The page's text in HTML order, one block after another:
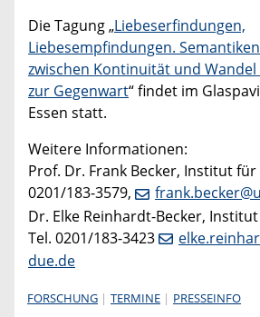
Die Tagung „Liebeserfindungen,
Liebesempfindungen.
zwischen Kontinuität und Wandel
zur Gegenwart“ findet im
Essen statt.
Weitere Informationen:
Prof. Dr. Frank Becker, Institut für
0201/183-3579,
Dr. Elke Reinhardt-Becker,
Tel. 0201/183-3423
due.de
FORSCHUNG TERMINE PRESSEINFO